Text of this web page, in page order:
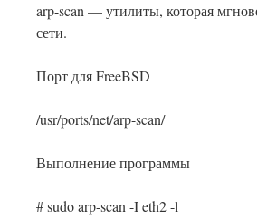
arp-scan — утилиты, которая
сети.
Порт для FreeBSD
/usr/ports/net/arp-scan/
Выполнение программы
#sudoarp-scan -Ieth2-l